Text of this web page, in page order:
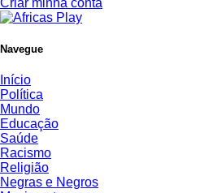
Criar minha conta
Navegue
Início
Política
Mundo
Educação
Saúde
Racismo
Religião
Negras e Negros